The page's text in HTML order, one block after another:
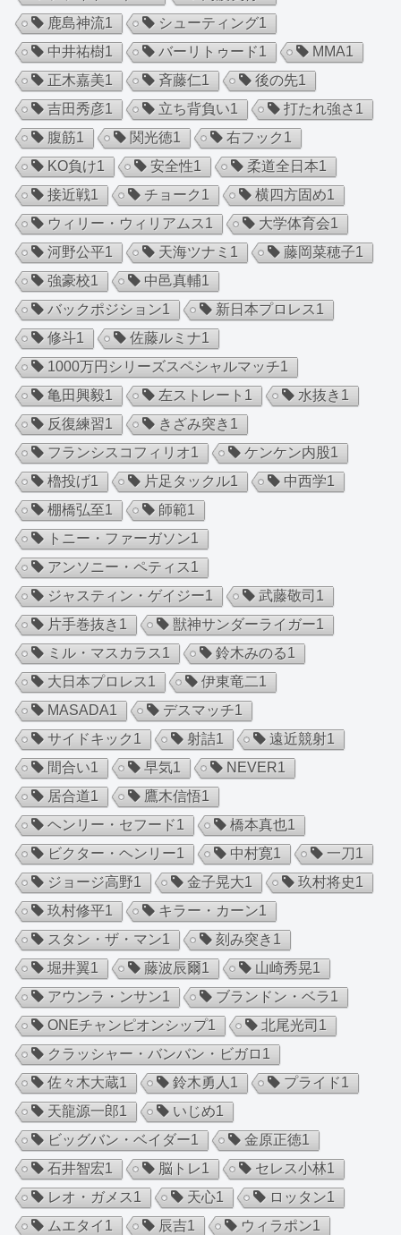
鹿島神流1 シューティング1
中井祐樹1 バーリトゥード1 MMA1
正木嘉美1 斉藤仁1 後の先1
吉田秀彦1 立ち背負い1 打たれ強さ 1
腹筋1 関光徳1 右フック1
KO負け1 安全性1 柔道全日本1
接近戦1 チョーク1 横四方固め1
ウィリー・ウィリアムス1 大学体育会1
河野公平1 天海ツナミ 1 藤岡菜穂子1
強豪校1 中邑真輔1
バックポジション1 新日本プロレス1
修斗1 佐藤ルミナ1
1000万円シリーズスペシャルマッチ1
亀田興毅1 左ストレート 1 水抜き 1
反復練習1 きざみ突き 1
フランシスコフィリオ1 ケンケン内股1
櫓投げ1 片足タックル1 中西学1
棚橋弘至1 師範1
トニー・ファーガソン1
アンソニー・ペティス1
ジャスティン・ゲイジー1 武藤敬司 1
片手巻抜き 1 獣神サンダーライガー1
ミル・マスカラス1 鈴木みのる1
大日本プロレス1 伊東竜二1
MASADA1 デスマッチ1
サイドキック1 射詰1 遠近競射1
間合い1 早気1 NEVER1
居合道1 鷹木信悟1
ヘンリー・セフード1 橋本真也1
ビクター・ヘンリー1 中村寛1 一刀1
ジョージ高野1 金子晃大1 玖村将史1
玖村修平1 キラー・カーン1
スタン・ザ・マン1 刻み突き 1
堀井翼1 藤波辰爾1 山崎秀晃1
アウンラ・ンサン1 ブランドン・ベラ1
ONEチャンピオンシップ1 北尾光司 1
クラッシャー・バンバン・ビガロ 1
佐々木大蔵1 鈴木勇人 1 プライド1
天龍源一郎1 いじめ1
ビッグバン・ベイダー1 金原正徳1
石井智宏1 脳トレ1 セレス小林1
レオ・ガメス1 天心1 ロッタン1
ムエタイ 1 辰吉1 ウィラポン1